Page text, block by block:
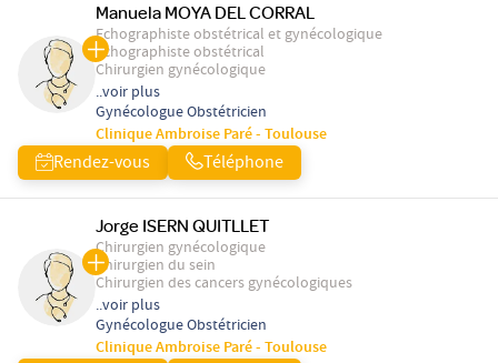
Manuela MOYA DEL CORRAL
Echographiste obstétrical et gynécologique
Echographiste obstétrical
Chirurgien gynécologique
..voir plus
Gynécologue Obstétricien
Clinique Ambroise Paré - Toulouse
Rendez-vous Téléphone
Jorge ISERN QUITLLET
Chirurgien gynécologique
Chirurgien du sein
Chirurgien des cancers gynécologiques
..voir plus
Gynécologue Obstétricien
Clinique Ambroise Paré - Toulouse